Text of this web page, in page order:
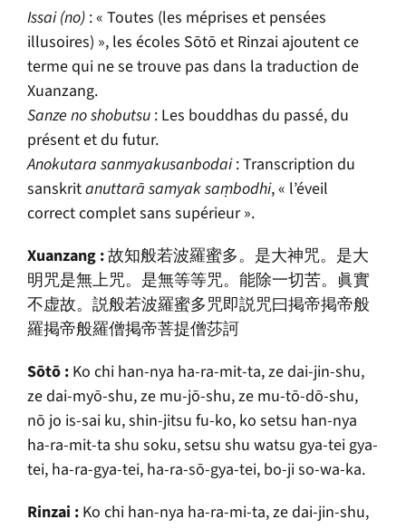
Issai (no): « Toutes (les méprises et pensées
illusoires) », les écoles Sōtō et Rinzai ajoutent ce
terme qui ne se trouve pas dans la traduction de
Xuanzang.
Sanze no shobutsu: Les bouddhas du passé, du
présent et du futur.
Anokutara sanmyakusanbodai: Transcription du
sanskritanuttarā samyak saṃbodhi, « l’éveil
correct complet sans supérieur ».
Xuanzang :故知般若波羅蜜多。是大神咒。是大
明咒是無上咒。是無等等咒。能除一切苦。眞實
不虚故。説般若波羅蜜多咒即説咒曰掲帝掲帝般
羅掲帝般羅僧掲帝菩提僧莎訶
Sōtō: Ko chi han-nya ha-ra-mit-ta, ze dai-jin-shu,
ze dai-myō-shu, ze mu-jō-shu, ze mu-tō-dō-shu,
nō jo is-sai ku, shin-jitsu fu-ko, ko setsu han-nya
ha-ra-mit-ta shu soku, setsu shu watsu gya-tei gya-
tei, ha-ra-gya-tei, ha-ra-sō-gya-tei, bo-ji so-wa-ka.
Rinzai : Ko chi han-nya ha-ra-mi-ta, ze dai-jin-shu,